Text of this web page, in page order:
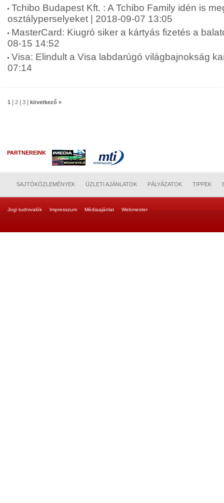
Tchibo Budapest Kft. : A Tchibo Family idén is
osztályperselyeket | 2018-09-07 13:05
MasterCard: Kiugró siker a kártyás fizetés a
08-15 14:52
Visa: Elindult a Visa labdarúgó világbajnokság
07:14
1 2 3 következő »
PARTNEREINK
SAJTÓKÖZLEMÉNYEK ÜZLETI AJÁNLATOK PÁLYÁZATOK TIPPEK
Jogi tudnivalók Impresszum Médiaajánlat Webmester